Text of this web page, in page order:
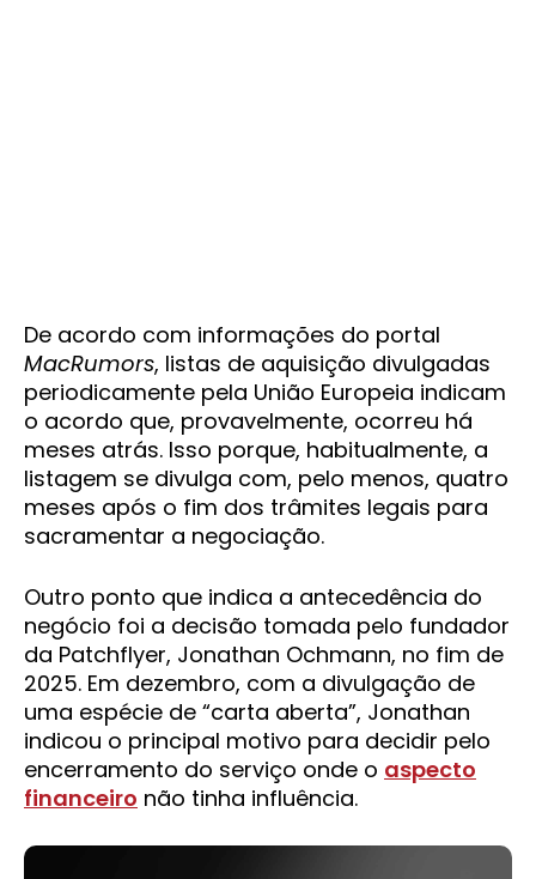
De acordo com informações do portal
MacRumors, listas de aquisição divulgadas
periodicamente pela União Europeia indicam
o acordo que, provavelmente, ocorreu há
meses atrás. Isso porque, habitualmente, a
listagem se divulga com, pelo menos, quatro
meses após o fim dos trâmites legais para
sacramentar a negociação.
Outro ponto que indica a antecedência do
negócio foi a decisão tomada pelo fundador
da Patchflyer, Jonathan Ochmann, no fim de
2025. Em dezembro, com a divulgação de
uma espécie de “carta aberta”, Jonathan
indicou o principal motivo para decidir pelo
encerramento do serviço onde o aspecto
financeiro não tinha influência.